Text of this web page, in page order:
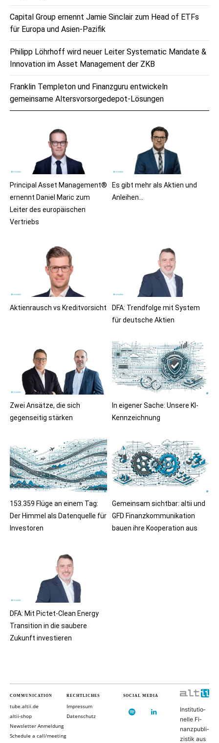
Principal Asset Management®
ernennt Daniel Maric zum
Leiter des europäischen
Vertriebs
Es gibt mehr als Aktien und
Anleihen…
Aktienrausch vs Kreditvorsicht
DFA: Trendfolge mit System
für deutsche Aktien
Zwei Ansätze, die sich
gegenseitig stärken
In eigener Sache: Unsere KI-
Kennzeichnung
153.359 Flüge an einem Tag:
Der Himmel als Datenquelle für
Investoren
Gemeinsam sichtbar: altii und
GFD Finanzkommunikation
bauen ihre Kooperation aus
DFA: Mit Pictet-Clean Energy
Transition in die saubere
Zukunft investieren
Capital Group ernennt Jamie Sinclair zum Head of ETFs
für Europa und Asien-Pazifik
Philipp Löhrhoff wird neuer Leiter Systematic Mandate &
Innovation im Asset Management der ZKB
Franklin Templeton und Finanzguru entwickeln
gemeinsame Altersvorsorgedepot-Lösungen
COMMUNICATION
tube.altii.de
altii-shop
Newsletter Anmeldung
Schedule a call/meeting
RECHTLICHES
Impressum
Datenschutz
SOCIAL MEDIA
In­sti­tu­ti­o­
nel­le Fi­
nanz­pu­bli­
zis­tik aus